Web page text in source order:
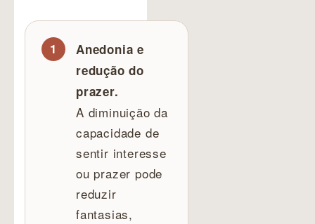
Anedonia e
redução do
prazer.
A diminuição da
capacidade de
sentir interesse
ou prazer pode
reduzir
fantasias,